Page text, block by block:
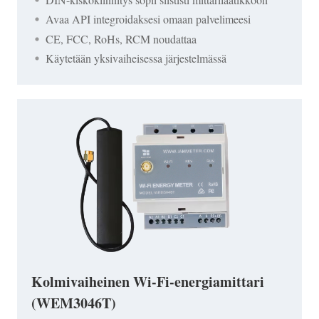
Avaa API integroidaksesi omaan palvelimeesi
CE, FCC, RoHs, RCM noudattaa
Käytetään yksivaiheisessa järjestelmässä
Kolmivaiheinen Wi-Fi-energiamittari
(WEM3046T)